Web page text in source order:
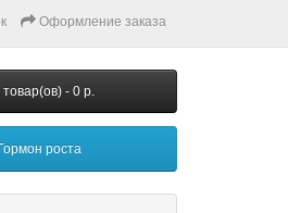
Оформление заказа
товар(ов) - 0 р.
роста